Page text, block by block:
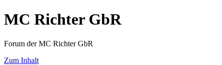
MC Richter GbR
Forum der MC Richter GbR
Zum Inhalt